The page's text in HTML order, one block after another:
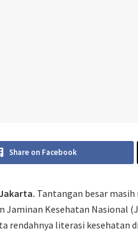
Share on Facebook
Tantangan besar
Jaminan Kesehatan Nasional
rendahnya literasi kesehatan